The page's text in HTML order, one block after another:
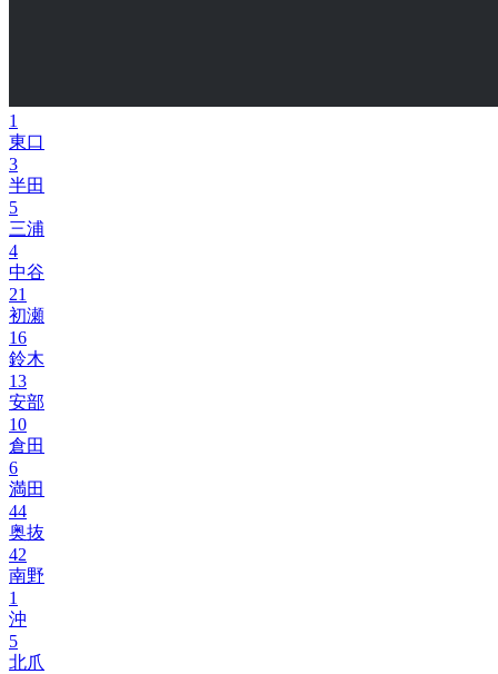
1
東口
3
半田
5
三浦
4
中谷
21
初瀬
16
鈴木
13
安部
10
倉田
6
満田
44
奥抜
42
南野
1
沖
5
北爪